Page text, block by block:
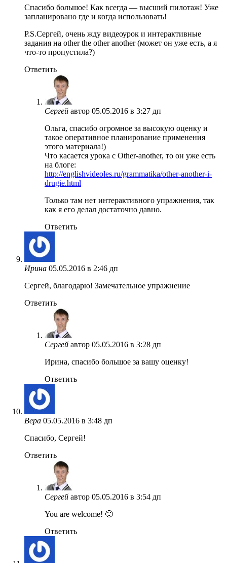
Спасибо большое! Как всегда — высший пилотаж! Уже
запланировано где и когда использовать!
P.S.Сергей, очень жду видеоурок и интерактивные
задания на other the other another (может он уже есть, а я
что-то пропустила?)
Ответить
Сергей автор 05.05.2016 в 3:27 дп
Ольга, спасибо огромное за высокую оценку и
такое оперативное планирование применения
этого материала!)
Что касается урока с Other-another, то он уже есть
на блоге:
http://englishvideoles.ru/grammatika/other-another-i-
drugie.html
Только там нет интерактивного упражнения, так
как я его делал достаточно давно.
Ответить
Ирина 05.05.2016 в 2:46 дп
Сергей, благодарю! Замечательное упражнение
Ответить
Сергей автор 05.05.2016 в 3:28 дп
Ирина, спасибо большое за вашу оценку!
Ответить
Вера 05.05.2016 в 3:48 дп
Спасибо, Сергей!
Ответить
Сергей автор 05.05.2016 в 3:54 дп
You are welcome! 🙂
Ответить